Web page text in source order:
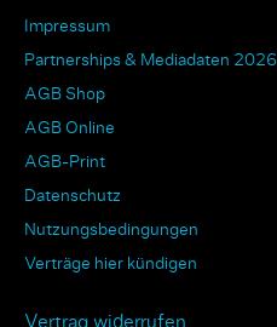
Impressum
Partnerships & Mediadaten 2026
AGB Shop
AGB Online
AGB-Print
Datenschutz
Nutzungsbedingungen
Verträge hier kündigen
Vertrag widerrufen